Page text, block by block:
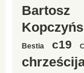
Bartosz
Bestia c19